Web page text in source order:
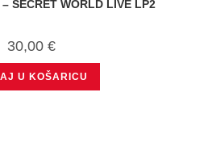
SECRET WORLD LIVE LP2
30,00 €
U KOŠARICU